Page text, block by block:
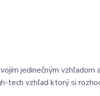
jedinečným
tech vzhľad ktorý si